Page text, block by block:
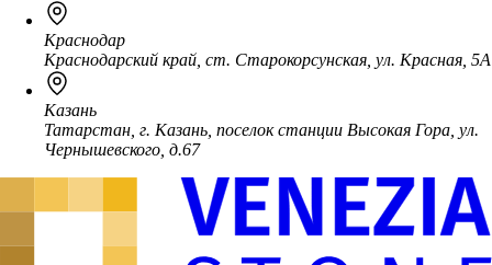
Краснодар
Краснодарский край, ст. Старокорсунская, ул. Красная, 5А
Казань
Татарстан, г. Казань, поселок станции Высокая Гора, ул.
Чернышевского, д.67